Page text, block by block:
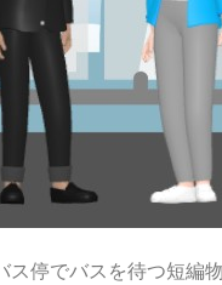
停でバスを待つ短編